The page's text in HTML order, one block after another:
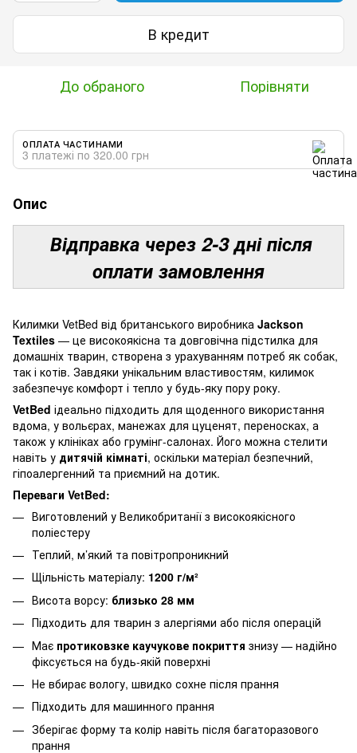
В кредит
До обраного Порівняти
ОПЛАТА ЧАСТИНАМИ
3 платежі по 320.00 грн
Опис
Відправка через 2-3 дні після
оплати замовлення
Килимки VetBed від британського виробника Jackson
Textiles — це високоякісна та довговічна підстилка для
домашніх тварин, створена з урахуванням потреб як собак,
так і котів. Завдяки унікальним властивостям, килимок
забезпечує комфорт і тепло у будь-яку пору року.
VetBed ідеально підходить для щоденного використання
вдома, у вольєрах, манежах для цуценят, переносках, а
також у клініках або грумінг-салонах. Його можна стелити
навіть у дитячій кімнаті, оскільки матеріал безпечний,
гіпоалергенний та приємний на дотик.
Переваги VetBed:
Виготовлений у Великобританії з високоякісного
поліестеру
Теплий, м’який та повітропроникний
Щільність матеріалу: 1200 г/м²
Висота ворсу: близько 28 мм
Підходить для тварин з алергіями або після операцій
Має протиковзке каучукове покриття знизу — надійно
фіксується на будь-якій поверхні
Не вбирає вологу, швидко сохне після прання
Підходить для машинного прання
Зберігає форму та колір навіть після багаторазового
прання